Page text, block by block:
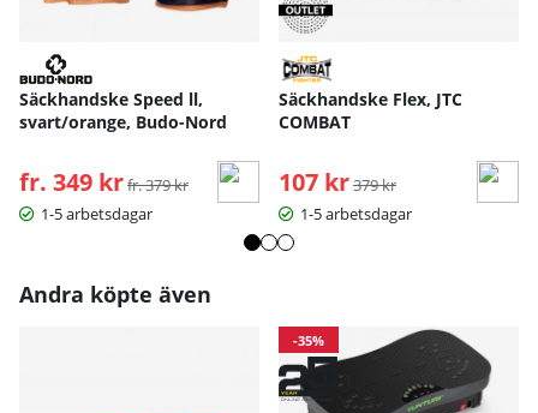
Säckhandske Speed ll,
svart/orange, Budo-Nord
fr. 349 kr Ordinarie pris:
fr. 379 kr
1-5 arbetsdagar
Säckhandske Flex, JTC
COMBAT
107 kr Ordinarie pris:
379 kr
1-5 arbetsdagar
Andra köpte även
-35%